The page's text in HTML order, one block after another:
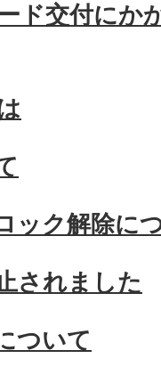
ド交付にか
ック解除に
されました
ついて